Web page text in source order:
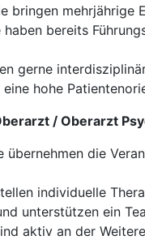
bringen mehrjährige
haben bereits
gerne
eine hohe
/ Oberarzt
übernehmen die
individuelle
unterstützen ein
aktiv an der